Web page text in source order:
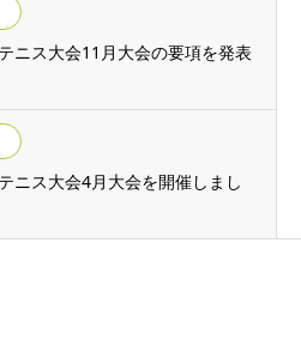
ニス大会11月大会の要項を発表
ニス大会4月大会を開催しまし